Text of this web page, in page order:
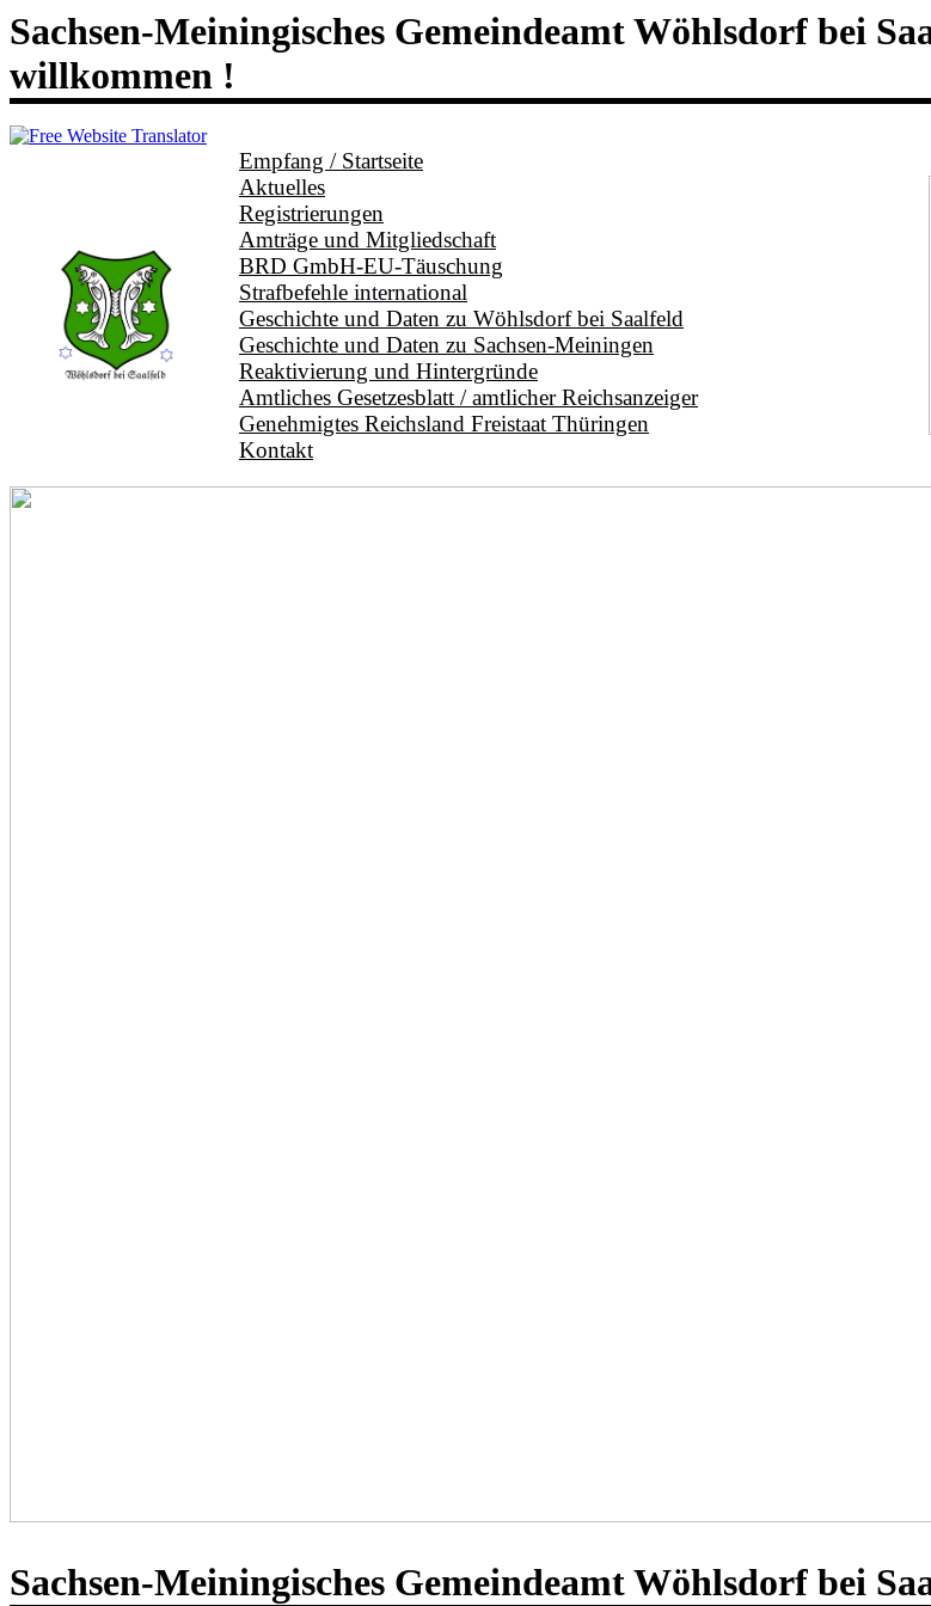
Sachsen-Meiningisches Gemeindeamt Wöhlsdorf bei
willkommen !
Empfang / Startseite
Aktuelles
Registrierungen
Amträge und Mitgliedschaft
BRD GmbH-EU-Täuschung
Strafbefehle international
Geschichte und Daten zu Wöhlsdorf bei Saalfeld
Geschichte und Daten zu Sachsen-Meiningen
Reaktivierung und Hintergründe
Amtliches Gesetzesblatt / amtlicher Reichsanzeiger
Genehmigtes Reichsland Freistaat Thüringen
Kontakt
Sachsen-Meiningisches Gemeindeamt Wöhlsdorf bei